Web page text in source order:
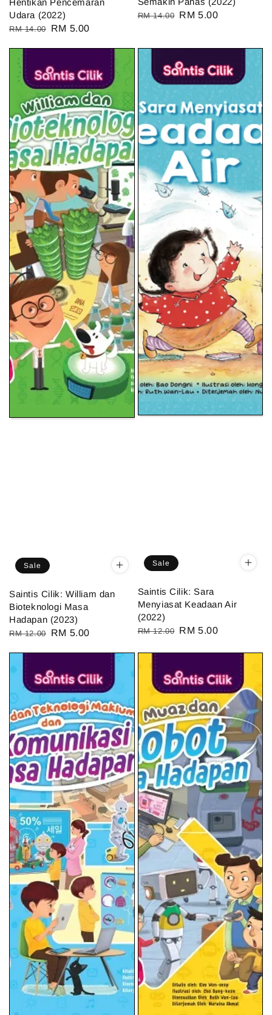
Hentikan Pencemaran
Udara (2022)
Regular
RM 14.00
Sale
RM 5.00
Regular
RM 14.00 Sale
RM 5.00
Sale
Saintis Cilik: William dan
Bioteknologi Masa
Hadapan (2023)
Regular
RM 12.00
Sale
RM 5.00
Sale
Saintis Cilik: Sara
Menyiasat Keadaan Air
(2022)
Regular
RM 12.00 Sale
RM 5.00